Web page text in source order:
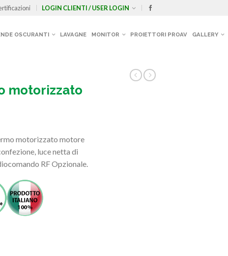
LOGIN CLIENTI / USER LOGIN
OSCURANTI LAVAGNE MONITOR PROIETTORI PROAV GALLERY
motorizzato
motorizzato motore
luce netta di
RF Opzionale.